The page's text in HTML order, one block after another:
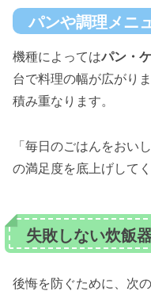
パンや調理メニ
機種によってはパン・
台で料理の幅が広がり
積み重なります。
「毎日のごはんをおい
の満足度を底上げしてく
失敗しない炊飯
後悔を防ぐために、次